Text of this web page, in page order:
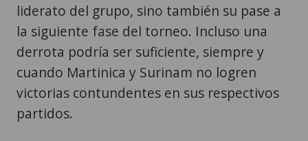
liderato del grupo, sino también su pase a
la siguiente fase del torneo. Incluso una
derrota podría ser suficiente, siempre y
cuando Martinica y Surinam no logren
victorias contundentes en sus respectivos
partidos.